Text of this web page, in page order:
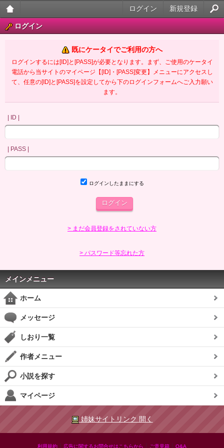
大人
ータ
イ官
新規登録
ログイン
ログイン
既にケータイでご利用の方へ
ログインするには[ID]と[PASS]が必要となります。まず、ご使用のケータイ
電話から当サイトのマイページ【[ID]・[PASS]変更】メニューにアクセスし
て、任意の[ID]と[PASS]を設定してから下のログインフォームへご入力願い
ます。
| ID |
| PASS |
ログインしたままにする
> まだ会員登録をされていない方
> パスワード等忘れた方
メインメニュー
ホーム
メッセージ
しおり一覧
作者メニュー
小説を探す
マイページ
姉妹サイトリンク 開く
利用規約 広告に関するお問合せはこちらから ご意見箱 Q&A